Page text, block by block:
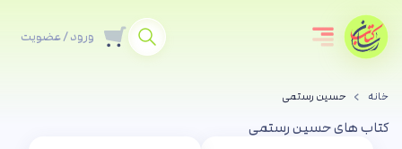
ورود / عضویت
خانه حسین رستمی
کتاب های حسین رستمی